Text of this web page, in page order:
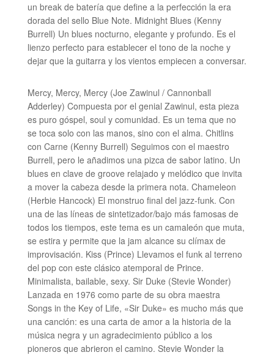
un break de batería que define a la perfección la era
dorada del sello Blue Note. Midnight Blues (Kenny
Burrell) Un blues nocturno, elegante y profundo. Es el
lienzo perfecto para establecer el tono de la noche y
dejar que la guitarra y los vientos empiecen a conversar.
Mercy, Mercy, Mercy (Joe Zawinul / Cannonball
Adderley) Compuesta por el genial Zawinul, esta pieza
es puro góspel, soul y comunidad. Es un tema que no
se toca solo con las manos, sino con el alma. Chitlins
con Carne (Kenny Burrell) Seguimos con el maestro
Burrell, pero le añadimos una pizca de sabor latino. Un
blues en clave de groove relajado y melódico que invita
a mover la cabeza desde la primera nota. Chameleon
(Herbie Hancock) El monstruo final del jazz-funk. Con
una de las líneas de sintetizador/bajo más famosas de
todos los tiempos, este tema es un camaleón que muta,
se estira y permite que la jam alcance su clímax de
improvisación. Kiss (Prince) Llevamos el funk al terreno
del pop con este clásico atemporal de Prince.
Minimalista, bailable, sexy. Sir Duke (Stevie Wonder)
Lanzada en 1976 como parte de su obra maestra
Songs in the Key of Life, «Sir Duke» es mucho más que
una canción: es una carta de amor a la historia de la
música negra y un agradecimiento público a los
pioneros que abrieron el camino. Stevie Wonder la